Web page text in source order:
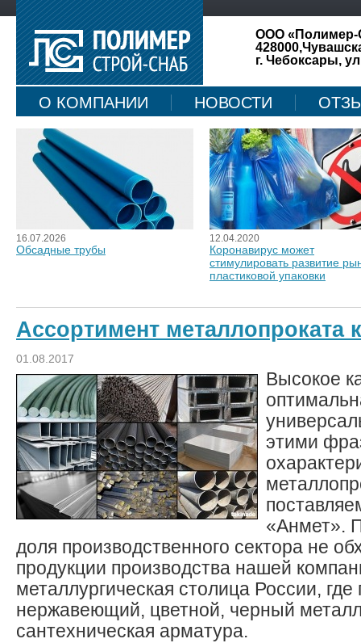
ООО «Полимер-
г. Чебоксары,
О КОМПАНИИ НОВОСТИ
КАРТА САЙТА
16.07.2026
Обсадные трубы
12.04.2020
Коронавирус может
стимулировать развитие
пластиковой упаковки
Ассортимент металлопроката
01.08.2017
Высокое
этими
«Анмет».
доля производственного сектора не
продукции производства нашей
металлургическая столица России, где
нержавеющий, цветной, черный
сантехническая арматура.